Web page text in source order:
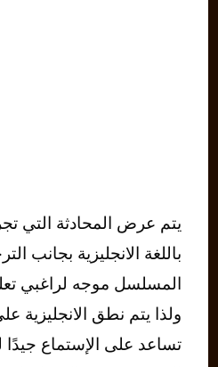
يتم عرض المحادثة التي
باللغة الانجليزية بجانب
المسلسل موجه لراغبي تعلم
ولذا يتم نطق الانجليزية
تساعد على الإستماع جيدًا